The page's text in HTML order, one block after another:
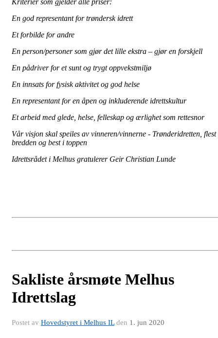
Kriterier som gjelder alle priser:
En god representant for trøndersk idrett
Et forbilde for andre
En person/personer som gjør det lille ekstra – gjør en forskjell
En pådriver for et sunt og trygt oppvekstmiljø
En innsats for fysisk aktivitet og god helse
En representant for en åpen og inkluderende idrettskultur
Et arbeid med glede, helse, felleskap og ærlighet som rettesnor
Vår visjon skal speiles av vinneren/vinnerne - Trønderidretten, flest
bredden og best i toppen
Idrettsrådet i Melhus gratulerer Geir Christian Lunde
Sakliste årsmøte Melhus
Idrettslag
Postet av Hovedstyret i Melhus ILden 1. jun 2020